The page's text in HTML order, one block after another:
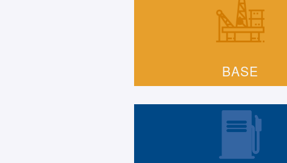
BASE